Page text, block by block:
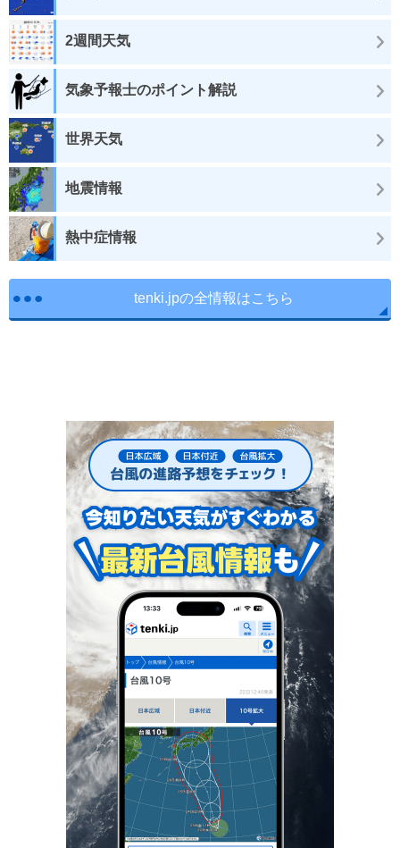
2週間天気
気象予報士のポイント解説
世界天気
地震情報
熱中症情報
tenki.jpの全情報はこちら